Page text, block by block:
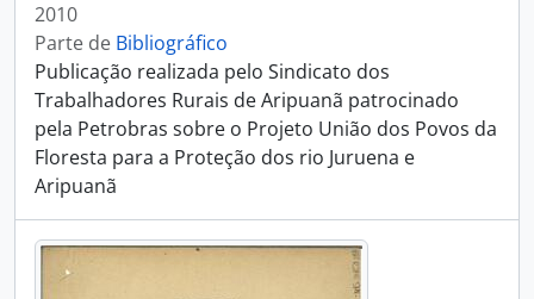
2010
Parte de Bibliográfico
Publicação realizada pelo Sindicato dos
Trabalhadores Rurais de Aripuanã patrocinado
pela Petrobras sobre o Projeto União dos Povos da
Floresta para a Proteção dos rio Juruena e
Aripuanã